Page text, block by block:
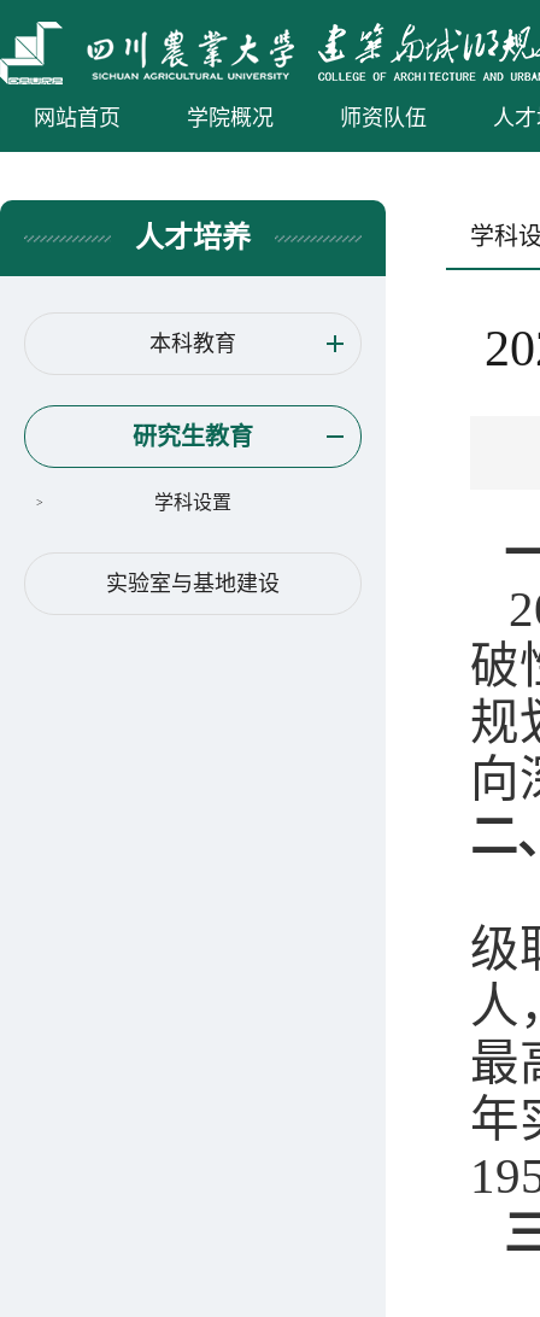
网站首页 学院概况 师资队伍 人
人才培养
本科教育
研究生教育
学科设置
实验室与基地建设
学科
破
规
向
二
级
人
最
年